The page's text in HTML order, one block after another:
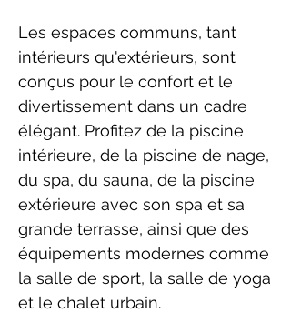
Les espaces communs, tant
intérieurs qu'extérieurs, sont
conçus pour le confort et le
divertissement dans un cadre
élégant. Profitez de la piscine
intérieure, de la piscine de nage,
du spa, du sauna, de la piscine
extérieure avec son spa et sa
grande terrasse, ainsi que des
équipements modernes comme
la salle de sport, la salle de yoga
et le chalet urbain.